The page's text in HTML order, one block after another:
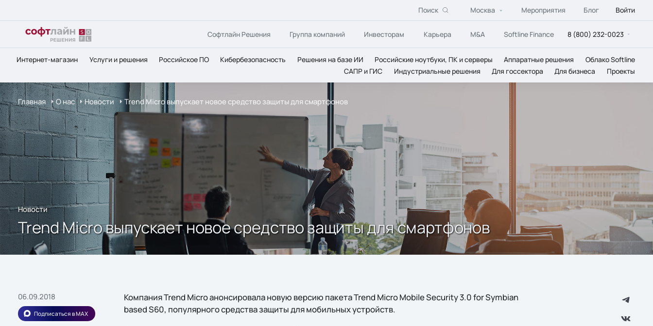
Поиск Москва Мероприятия Блог Войти
Софтлайн Решения Группа компаний Инвесторам Карьера M&A Softline Finance 8 (800) 232-0023
Интернет-магазин Услуги и решения Российское ПО Кибербезопасность Решения на базе ИИ Российские ноутбуки, ПК и серверы Аппаратные решения
Облако Softline
САПР и ГИС
Индустриальные решения Для госсектора Для бизнеса Проекты
Главная О нас Новости Trend Micro выпускает новое средство защиты для смартфонов
Новости
Trend Micro выпускает новое средство защиты для смартфонов
06.09.2018
Подписаться в MAX
Компания Trend Micro анонсировала новую версию пакета Trend Micro Mobile Security 3.0 for Symbian
based S60, популярного средства защиты для мобильных устройств.